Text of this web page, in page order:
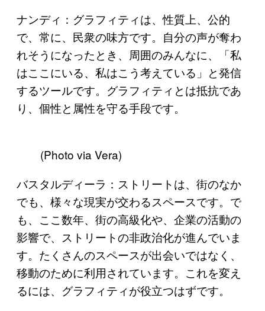
ナンディ：グラフィティは、性質上、公的
で、常に、民衆の味方です。自分の声が奪わ
れそうになったとき、周囲のみんなに、「私
はここにいる、私はこう考えている」と発信
するツールです。グラフィティとは抵抗であ
り、個性と属性を守る手段です。
(Photo via Vera)
バスタルディーラ：ストリートは、街のなか
でも、様々な現実が交わるスペースです。で
も、ここ数年、街の高級化や、企業の活動の
影響で、ストリートの非政治化が進んでいま
す。たくさんのスペースが出会いではなく、
移動のために利用されています。これを変え
るには、グラフィティが役立つはずです。